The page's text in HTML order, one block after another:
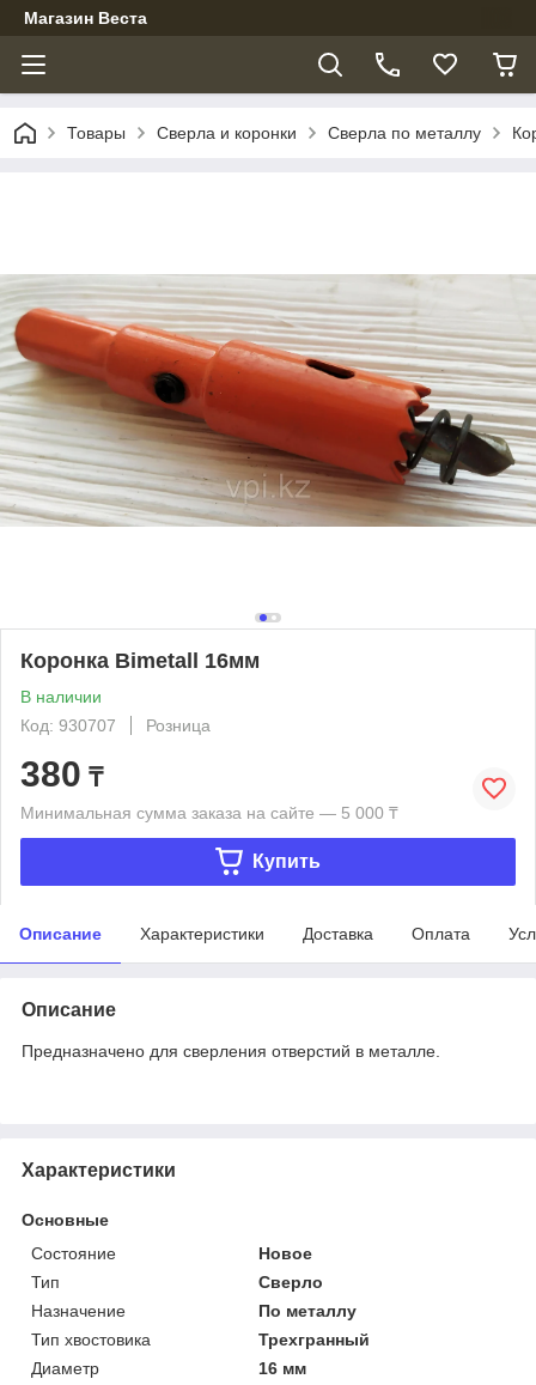
Магазин Веста
Товары Сверла и коронки Сверла по металлу
Коронка Bimetall 16мм
В наличии
Код: 930707
Розница
380 ₸
Минимальная сумма заказа на сайте — 5 000 ₸
Купить
Описание Характеристики Доставка Оплата
Описание
Предназначено для сверления отверстий в металле.
Характеристики
Основные
Состояние
Новое
Тип
Сверло
Назначение
По металлу
Тип хвостовика
Трехгранный
Диаметр
16 мм